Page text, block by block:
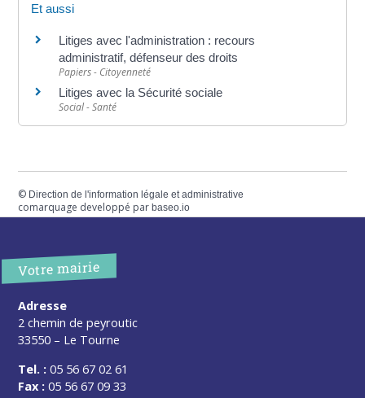
Et aussi
Litiges avec l'administration : recours
administratif, défenseur des droits
Papiers - Citoyenneté
Litiges avec la Sécurité sociale
Social - Santé
© Direction de l'information légale et administrative
comarquage developpé parbaseo.io
Votre mairie
Adresse
2 chemin de peyroutic
33550 – Le Tourne
Tel. : 05 56 67 02 61
Fax : 05 56 67 09 33